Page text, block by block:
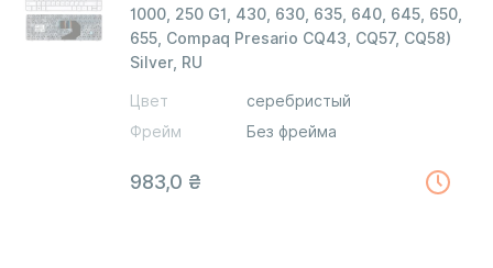
1000, 250 G1, 430, 630, 635, 640, 645, 650,
655, Compaq Presario CQ43, CQ57, CQ58)
Silver, RU
Цвет
серебристый
Фрейм
Без фрейма
983,0 ₴